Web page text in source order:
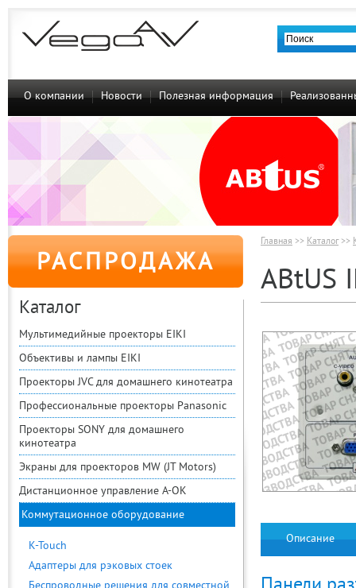
О компании Новости Полезная информация
РАСПРОДАЖА
Каталог
Мультимедийные проекторы EIKI
Объективы и лампы EIKI
Проекторы JVC для домашнего кинотеатра
Профессиональные проекторы Panasonic
Проекторы SONY для домашнего
кинотеатра
Экраны для проекторов MW (JT Motors)
Дистанционное управление A-OK
Коммутационное оборудование
K-Touch
Адаптеры для рэковых стоек
Главная >> Каталог>>
ABtUS
Описание